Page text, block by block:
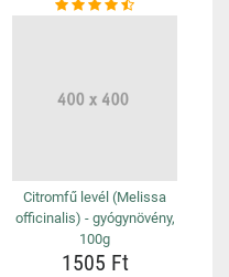
Citromfű levél (Melissa
officinalis) - gyógynövény,
100g
1505 Ft